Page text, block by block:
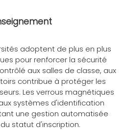
adoptent de plus en plus
pour renforcer la sécurité
aux salles de classe, aux
contribue à protéger les
Les verrous magnétiques
systèmes d'identification
une gestion automatisée
statut d'inscription.